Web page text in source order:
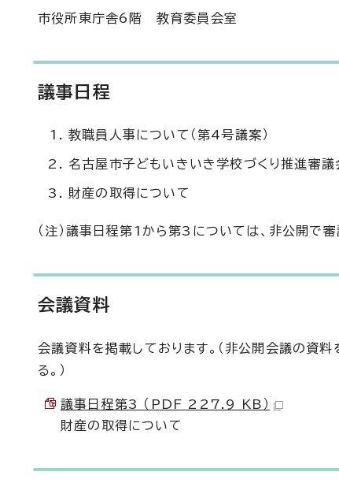
市役所東庁舎6階 教育委員会室
議事日程
教職員人事について（第4号議案）
名古屋市子どもいきいき学校づくり推進審議
財産の取得について
（注）議事日程第1から第3については、非公開で審
会議資料
会議資料を掲載しております。（非公開会議の資
る。）
議事日程第3 （PDF 227.9 KB）
財産の取得について